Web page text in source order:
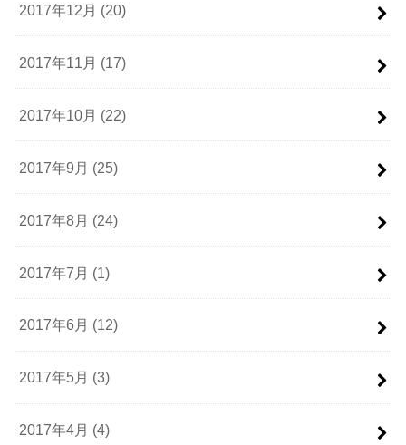
2017年12月 (20)
2017年11月 (17)
2017年10月 (22)
2017年9月 (25)
2017年8月 (24)
2017年7月 (1)
2017年6月 (12)
2017年5月 (3)
2017年4月 (4)